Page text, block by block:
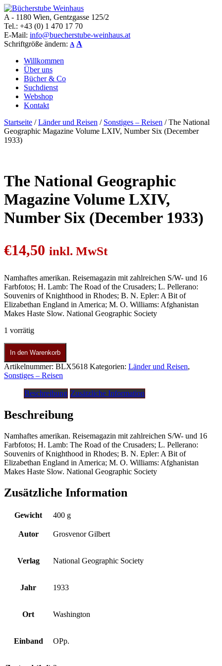
Bücherstube Weinhaus
Verkauf von seltenen antiquarischen und alten, teilweise noch
verlagsneuen Bücher.
A - 1180 Wien, Gentzgasse 125/2
Tel.: +43 (0) 1 470 17 70
E-Mail: info@buecherstube-weinhaus.at
Schriftgröße ändern: A A
Willkommen
Über uns
Bücher & Co
Suchdienst
Webshop
Kontakt
Startseite /Länder und Reisen / Sonstiges – Reisen / The National
Geographic Magazine Volume LXIV, Number Six (December
1933)
The National Geographic
Magazine Volume LXIV,
Number Six (December 1933)
€14,50 inkl. MwSt
Namhaftes amerikan. Reisemagazin mit zahlreichen S/W- und 16
Farbfotos; H. Lamb: The Road of the Crusaders; L. Pellerano:
Souvenirs of Knighthood in Rhodes; B. N. Epler: A Bit of
Elizabethan England in America; M. O. Williams: Afghanistan
Makes Haste Slow. National Geographic Society
1 vorrätig
In den Warenkorb
Artikelnummer: BLX5618 Kategorien: Länder und Reisen,
Sonstiges – Reisen
Beschreibung Zusätzliche Information
Beschreibung
Namhaftes amerikan. Reisemagazin mit zahlreichen S/W- und 16
Farbfotos; H. Lamb: The Road of the Crusaders; L. Pellerano:
Souvenirs of Knighthood in Rhodes; B. N. Epler: A Bit of
Elizabethan England in America; M. O. Williams: Afghanistan
Makes Haste Slow. National Geographic Society
Zusätzliche Information
Gewicht 400 g
Autor Grosvenor Gilbert
Verlag National Geographic Society
Jahr 1933
Ort Washington
Einband OPp.